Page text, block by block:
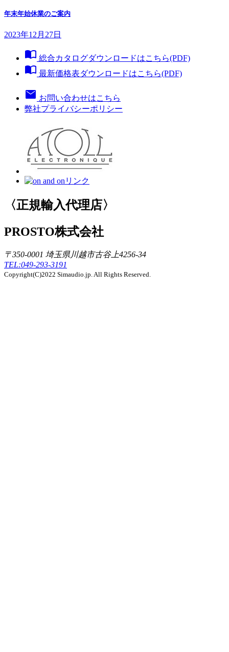
年末年始休業のご案内
2023年12月27日
import_contacts 総合カタログダウンロードはこちら(PDF)
import_contacts 最新価格表ダウンロードはこちら(PDF)
mail お問い合わせはこちら
弊社プライバシーポリシー
〈正規輸入代理店〉
PROSTO株式会社
〒350-0001 埼玉県川越市古谷上4256-34
TEL:049-293-3191
Copyright(C)2022 Simaudio.jp. All Rights Reserved.